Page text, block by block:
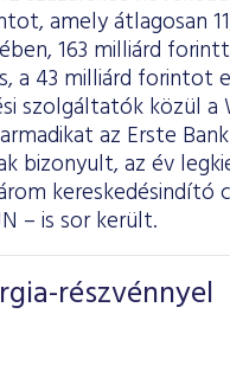
amely átlagosan
163 milliárd
a 43 milliárd forintot
szolgáltatók közül a
az Erste
bizonyult, az év
kereskedésindító
– is sor került.
részvénnyel